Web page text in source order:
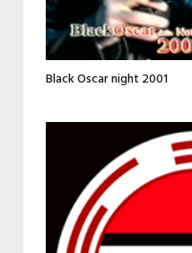
Black Oscar night 2001